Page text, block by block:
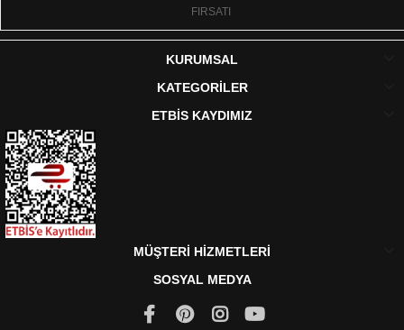
FIRSATI
KURUMSAL
KATEGORİLER
ETBİS KAYDIMIZ
MÜŞTERİ HİZMETLERİ
SOSYAL MEDYA